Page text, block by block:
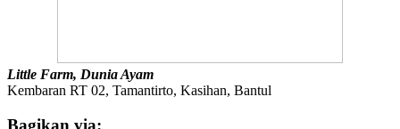
Little Farm, Dunia Ayam
Kembaran RT 02, Tamantirto, Kasihan, Bantul
Bagikan via: